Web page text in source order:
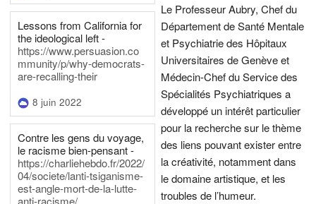
Lessons from California for
the ideological left -
https://www.persuasion.co
mmunity/p/why-democrats-
are-recalling-their
8 juin 2022
Contre les gens du voyage,
le racisme bien-pensant -
https://charliehebdo.fr/2022/
04/societe/lanti-tsiganisme-
est-angle-mort-de-la-lutte-
anti-racisme/
Le Professeur Aubry, Chef du
Département de Santé Mentale
et Psychiatrie des Hôpitaux
Universitaires de Genève et
Médecin-Chef du Service des
Spécialités Psychiatriques a
développé un intérêt particulier
pour la recherche sur le thème
des liens pouvant exister entre
la créativité, notamment dans
le domaine artistique, et les
troubles de l’humeur.